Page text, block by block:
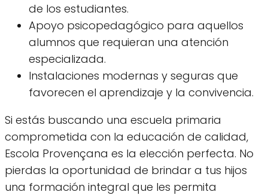
de los estudiantes.
Apoyo psicopedagógico para aquellos
alumnos que requieran una atención
especializada.
Instalaciones modernas y seguras que
favorecen el aprendizaje y la convivencia.
Si estás buscando una escuela primaria
comprometida con la educación de calidad,
Escola Provençana es la elección perfecta. No
pierdas la oportunidad de brindar a tus hijos
una formación integral que les permita